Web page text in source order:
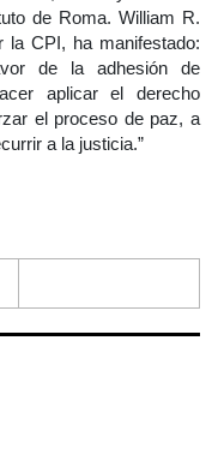
de Roma. William R.
la CPI, ha manifestado:
de la adhesión de
aplicar el derecho
el proceso de paz, a
a la justicia.”